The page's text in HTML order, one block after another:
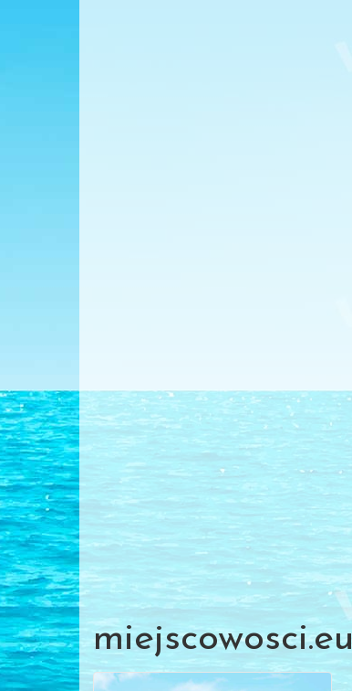
miejscowosci.eu